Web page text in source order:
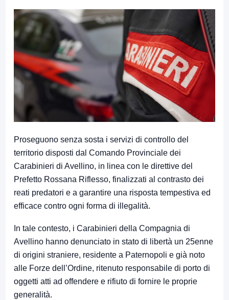
Proseguono senza sosta i servizi di controllo del
territorio disposti dal Comando Provinciale dei
Carabinieri di Avellino, in linea con le direttive del
Prefetto Rossana Riflesso, finalizzati al contrasto dei
reati predatori e a garantire una risposta tempestiva ed
efficace contro ogni forma di illegalità.
In tale contesto, i Carabinieri della Compagnia di
Avellino hanno denunciato in stato di libertà un 25enne
di origini straniere, residente a Paternopoli e già noto
alle Forze dell’Ordine, ritenuto responsabile di porto di
oggetti atti ad offendere e rifiuto di fornire le proprie
generalità.